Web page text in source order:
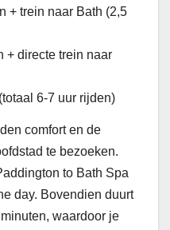
+ trein naar Bath (2,5
+ directe trein naar
6-7 uur rijden)
comfort en de
te bezoeken.
to Bath Spa
day. Bovendien duurt
waardoor je